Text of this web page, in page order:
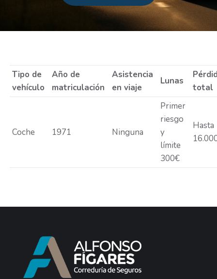
Estás aquí:
Tipo de
vehículo
Año de
matriculación
Asistencia
en viaje
Lunas
total
Coche 1971 Ninguna
Primer
riesgo
y
límite
300€
Hasta